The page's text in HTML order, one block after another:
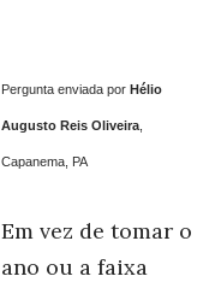
Pergunta enviada por Hélio
Augusto Reis Oliveira
Capanema, PA
Em vez de tomar o
ano ou a faixa